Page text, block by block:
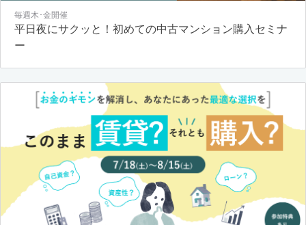
毎週木･金開催
平日夜にサクッと！初めての中古マンション購入セミナ
ー